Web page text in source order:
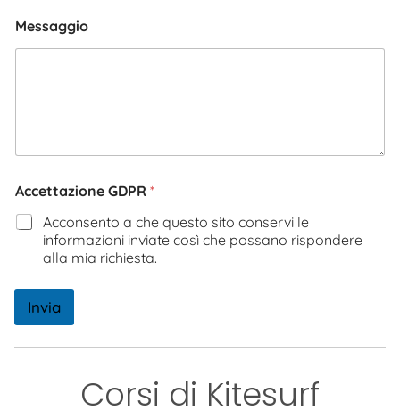
Messaggio
Accettazione GDPR *
Acconsento a che questo sito conservi le
informazioni inviate così che possano rispondere
alla mia richiesta.
Invia
Corsi di Kitesurf